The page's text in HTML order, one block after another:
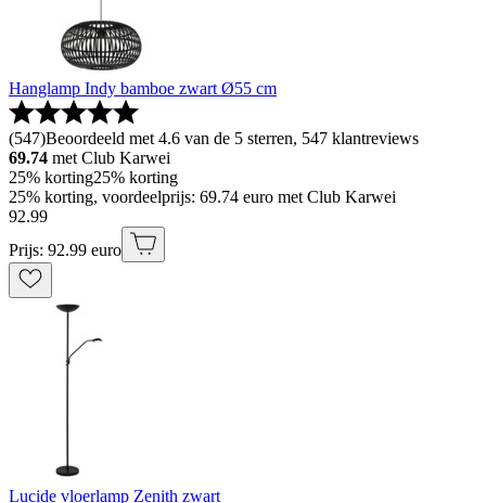
Hanglamp Indy bamboe zwart Ø55 cm
(547)Beoordeeld met 4.6 van de 5 sterren, 547 klantreviews
69.74 met Club Karwei
25% korting25% korting
25% korting, voordeelprijs: 69.74 euro met Club Karwei
92.99
Prijs: 92.99 euro
Lucide vloerlamp Zenith zwart